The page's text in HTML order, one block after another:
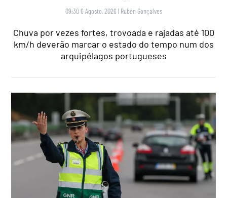
09:30 6 Agosto, 2026 | Rubén Gonçalves
Chuva por vezes fortes, trovoada e rajadas até 100
km/h deverão marcar o estado do tempo num dos
arquipélagos portugueses